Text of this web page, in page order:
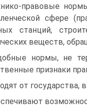
правовые
сфере
станций,
веществ,
нормы, не
признаки
от